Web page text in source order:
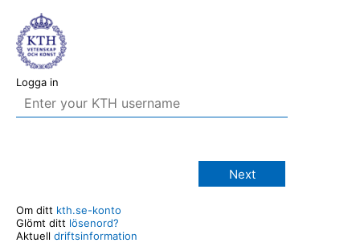
Logga in
Next
Om ditt kth.se-konto
Glömt ditt lösenord?
Aktuell driftsinformation